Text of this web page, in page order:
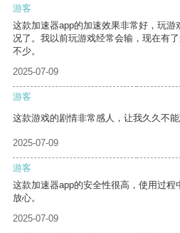
游客
这款加速器app的加速效果非常好，玩
况了。我以前玩游戏经常会输，现在有
不少。
2025-07-09
游客
这款游戏的剧情非常感人，让我久久不能
2025-07-09
游客
这款加速器app的安全性很高，使用过
放心。
2025-07-09